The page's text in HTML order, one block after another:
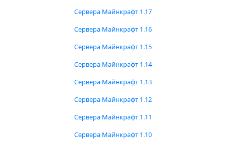
Сервера Майнкрафт 1.17
Сервера Майнкрафт 1.16
Сервера Майнкрафт 1.15
Сервера Майнкрафт 1.14
Сервера Майнкрафт 1.13
Сервера Майнкрафт 1.12
Сервера Майнкрафт 1.11
Сервера Майнкрафт 1.10